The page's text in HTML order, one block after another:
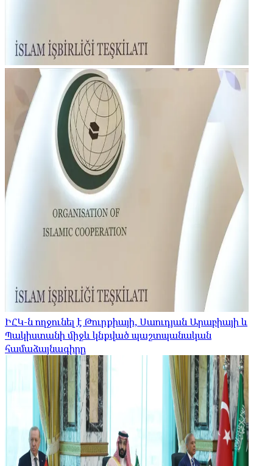
ԻՀԿ-ն ողջունել է Թուրքիայի, Սաուդյան Արաբիայի և
Պակիստանի միջև կնքված պաշտպանական
համաձայնագիրը